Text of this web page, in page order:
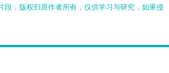
，版权归原作者所有，仅供学习与研究，如果侵